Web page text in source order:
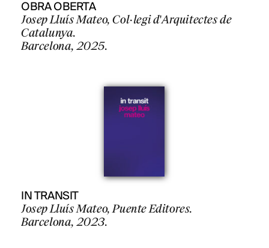
OBRA OBERTA
Josep Lluís Mateo, Col·legi d'Arquitectes de
Catalunya.
Barcelona, 2025.
IN TRANSIT
Josep Lluís Mateo, Puente Editores.
Barcelona, 2023.